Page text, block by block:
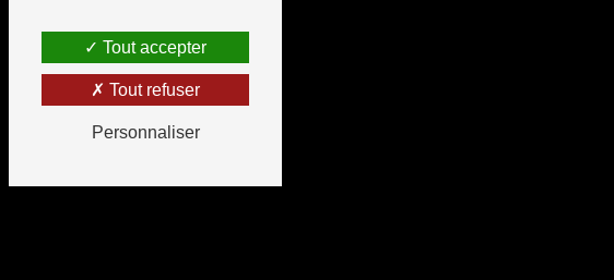
Tout accepter
Tout refuser
Personnaliser